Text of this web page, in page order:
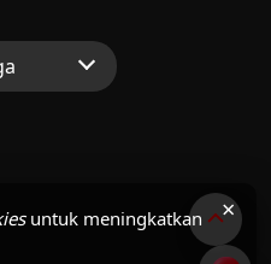
×
untuk meningkatkan